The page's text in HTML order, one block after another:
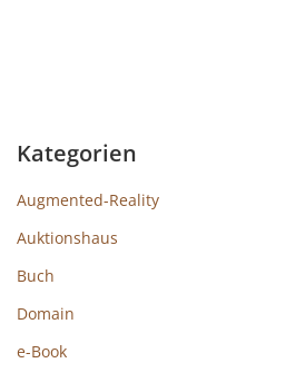
Kategorien
Augmented-Reality
Auktionshaus
Buch
Domain
e-Book